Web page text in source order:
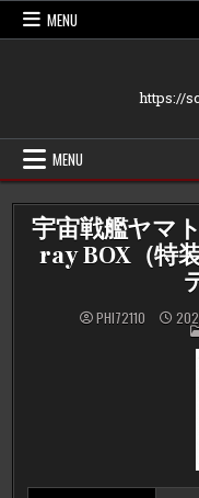
Skip
MENU
https://
MENU
宇宙戦艦ヤマ
ray BOX（特
PHI72110